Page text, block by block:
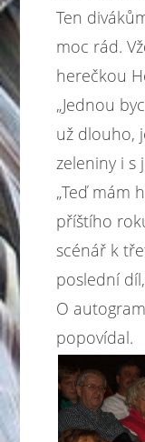
Ten
moc rád.
herečkou
„Jednou
už dlouho,
zeleniny i s
„Teď mám
příštího
scénář k
poslední
O
popovídal.